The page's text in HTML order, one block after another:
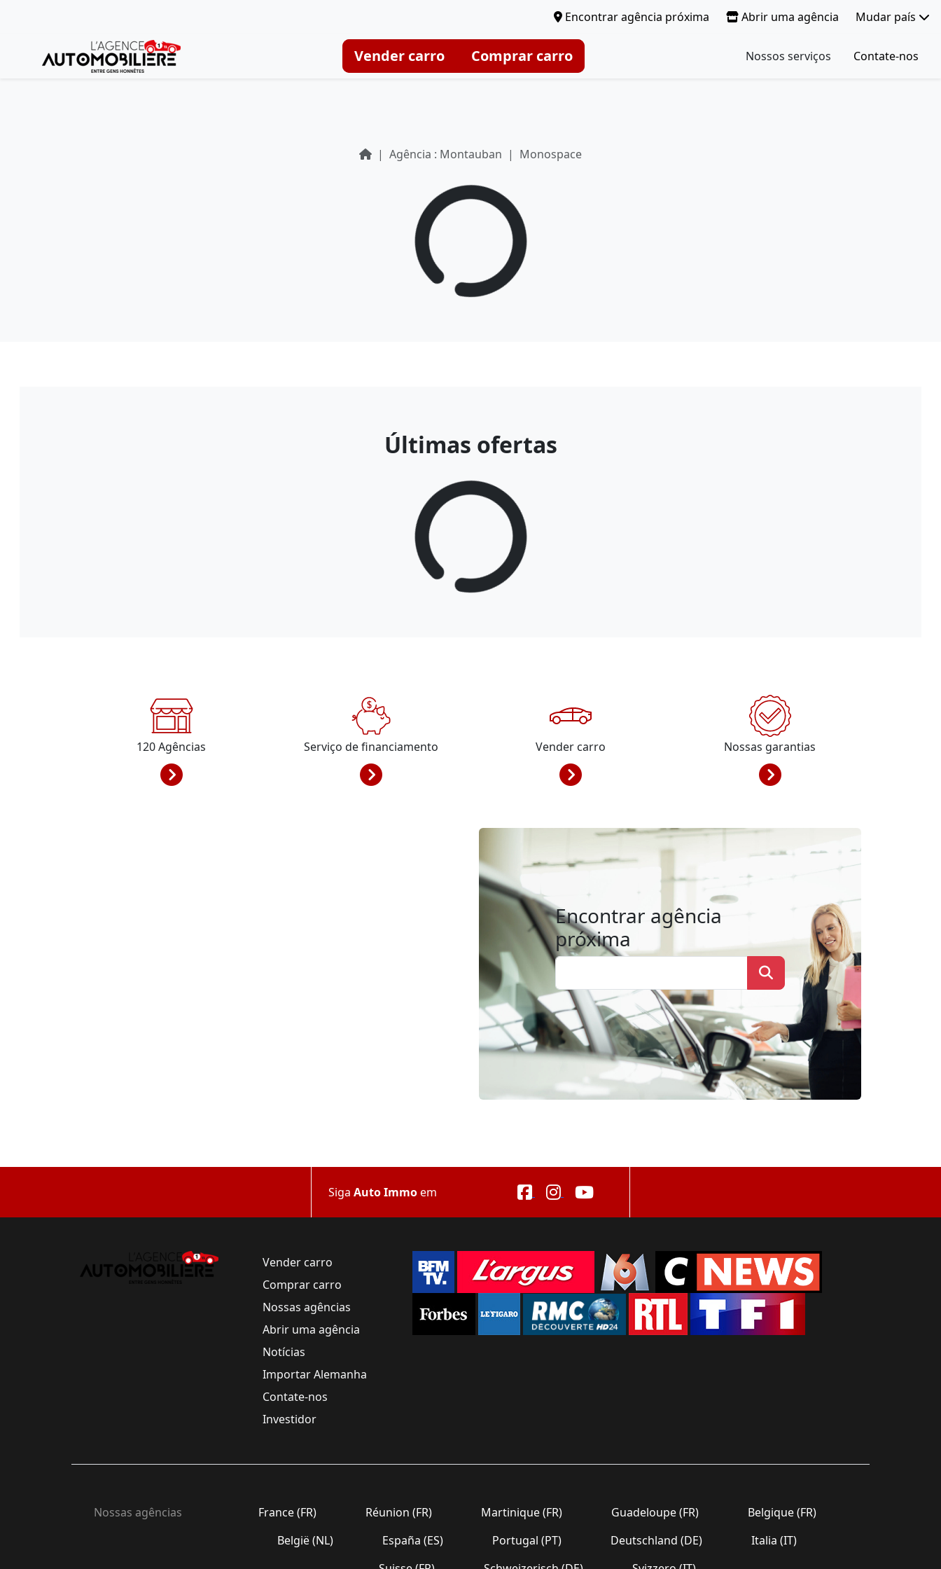
Encontrar agência próxima Abrir uma agência Mudar país
Vender carro Comprar carro Nossos serviços Contate-nos
Agência : Montauban Monospace
Últimas ofertas
120Agências Serviço de financiamento Vender carro Nossas garantias
Encontrar agência
próxima
Siga Auto Immoem
Vender carro
Comprar carro
Nossas agências
Abrir uma agência
Notícias
Importar Alemanha
Contate-nos
Investidor
Nossas agências France (FR) Réunion (FR) Martinique (FR) Guadeloupe (FR)
Belgique (FR)
België (NL)
España (ES) Portugal (PT) Deutschland (DE)
Italia (IT)